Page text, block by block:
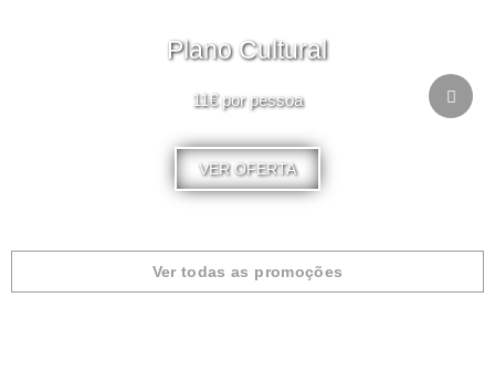
Plano Cultural
11€ por pessoa
VER OFERTA
Ver todas as promoções